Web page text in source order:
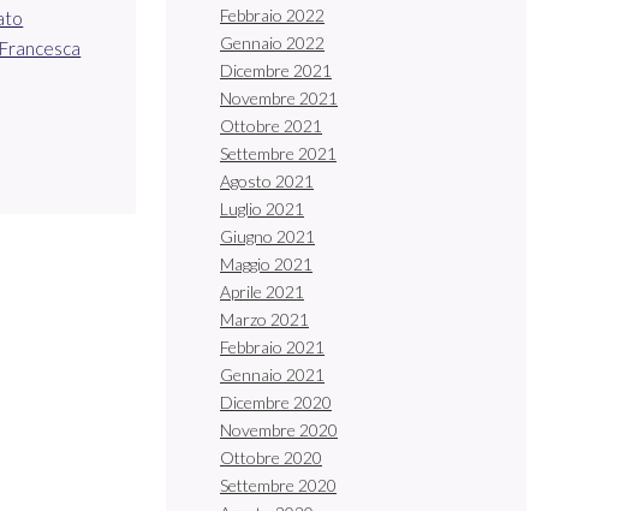
Febbraio 2022
Gennaio 2022
Dicembre 2021
Novembre 2021
Ottobre 2021
Settembre 2021
Agosto 2021
Luglio 2021
Giugno 2021
Maggio 2021
Aprile 2021
Marzo 2021
Febbraio 2021
Gennaio 2021
Dicembre 2020
Novembre 2020
Ottobre 2020
Settembre 2020